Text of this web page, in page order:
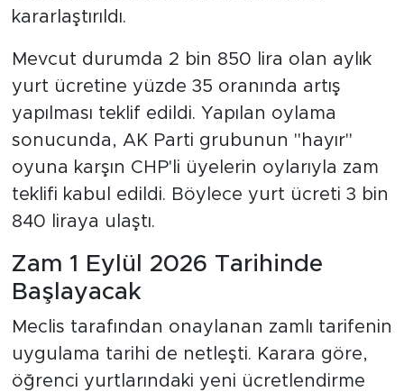
kararlaştırıldı.
Mevcut durumda 2 bin 850 lira olan aylık
yurt ücretine yüzde 35 oranında artış
yapılması teklif edildi. Yapılan oylama
sonucunda, AK Parti grubunun "hayır"
oyuna karşın CHP'li üyelerin oylarıyla zam
teklifi kabul edildi. Böylece yurt ücreti 3 bin
840 liraya ulaştı.
Zam 1 Eylül 2026 Tarihinde
Başlayacak
Meclis tarafından onaylanan zamlı tarifenin
uygulama tarihi de netleşti. Karara göre,
öğrenci yurtlarındaki yeni ücretlendirme